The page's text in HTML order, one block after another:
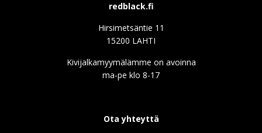
redblack.fi
Hirsimetsäntie 11
15200 LAHTI
Kivijalkamyymälämme on avoinna
ma-pe klo 8-17
Ota yhteyttä